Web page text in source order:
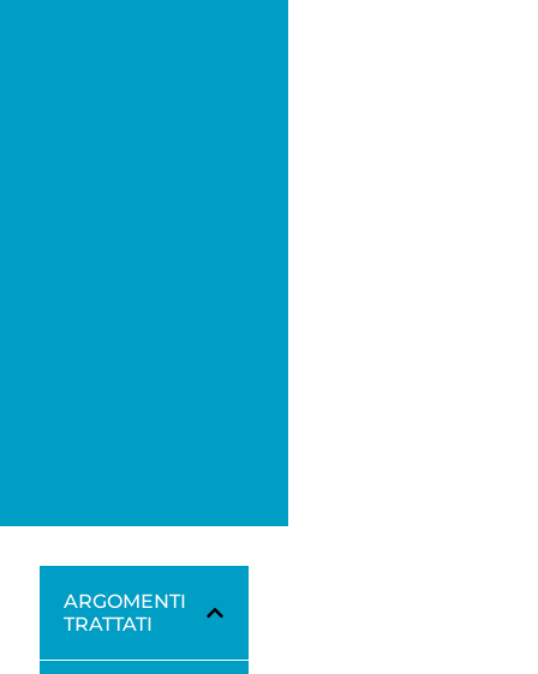
ARGOMENTI
TRATTATI